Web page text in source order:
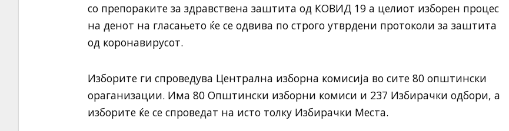
со препораките за здравствена заштита од КОВИД 19 а целиот изборен процес
на денот на гласањето ќе се одвива по строго утврдени протоколи за заштита
од коронавирусот.
Изборите ги спроведува Централна изборна комисија во сите 80 општински
ораганизации. Има 80 Општински изборни комиси и 237 Избирачки одбори, а
изборите ќе се спроведат на исто толку Избирачки Места.